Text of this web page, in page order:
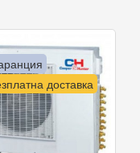
доставка